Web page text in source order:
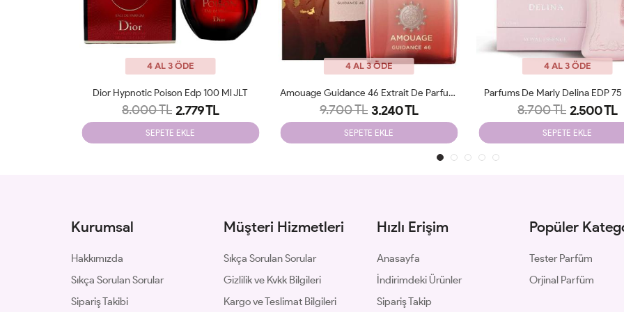
4 AL 3 ÖDE
9.700 TL 3.240 TL
SEPETE EKLE
4 AL 3 ÖDE
Parfums De Marly Delina EDP 75 Ml JLT
8.700 TL 2.500 TL
SEPETE EKLE
4 AL 3 ÖDE
Amouage Guidance EDP 100
8.900 TL 3.250 TL
SEPETE EKLE
Kurumsal
Hakkımızda
Sıkça Sorulan Sorular
Sipariş Takibi
Müşteri Hizmetleri
Sıkça Sorulan Sorular
Gizlilik ve Kvkk Bilgileri
Kargo ve Teslimat Bilgileri
Hızlı Erişim
Anasayfa
İndirimdeki Ürünler
Sipariş Takip
Popüler
Tester Parfüm
Orjinal Parfüm